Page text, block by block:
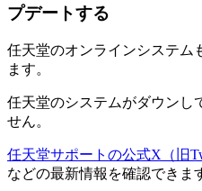
プデートする
任天堂のオンラインシステム
ます。
任天堂のシステムがダウンし
せん。
任天堂サポートの公式X（旧
などの最新情報を確認できま